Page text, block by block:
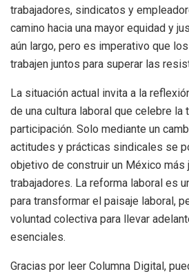
trabajadores, sindicatos y
camino hacia una mayor equidad y
aún largo, pero es imperativo que
trabajen juntos para superar las
La situación actual invita a la
de una cultura laboral que celebre la
participación. Solo mediante un
actitudes y prácticas sindicales se
objetivo de construir un México
trabajadores. La reforma laboral es
para transformar el paisaje laboral,
voluntad colectiva para llevar
esenciales.
Gracias por leer Columna Digital,